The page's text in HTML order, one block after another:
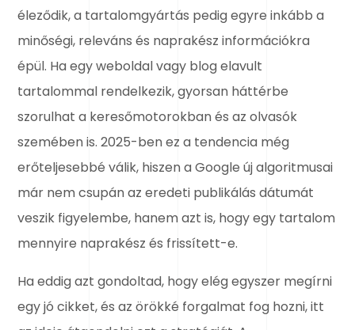
éleződik, a tartalomgyártás pedig egyre inkább a
minőségi, releváns és naprakész információkra
épül. Ha egy weboldal vagy blog elavult
tartalommal rendelkezik, gyorsan háttérbe
szorulhat a keresőmotorokban és az olvasók
szemében is. 2025-ben ez a tendencia még
erőteljesebbé válik, hiszen a Google új algoritmusai
már nem csupán az eredeti publikálás dátumát
veszik figyelembe, hanem azt is, hogy egy tartalom
mennyire naprakész és frissített-e.
Ha eddig azt gondoltad, hogy elég egyszer megírni
egy jó cikket, és az örökké forgalmat fog hozni, itt